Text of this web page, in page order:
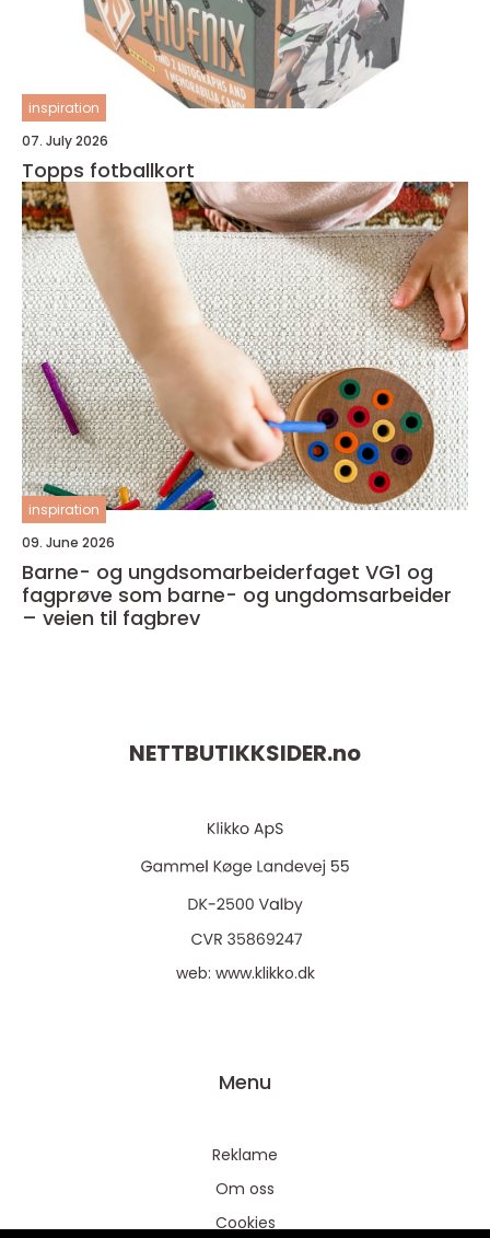
inspiration
07. July 2026
Topps fotballkort
inspiration
09. June 2026
Barne- og ungdsomarbeiderfaget VG1 og
fagprøve som barne- og ungdomsarbeider
– veien til fagbrev
NETTBUTIKKSIDER.no
web: www.klikko.dk
Menu
Reklame
Om oss
Cookies